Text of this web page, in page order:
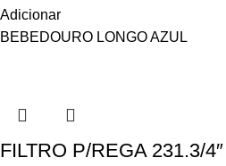
Adicionar
BEBEDOURO LONGO AZUL
FILTRO P/REGA 231.3/4″